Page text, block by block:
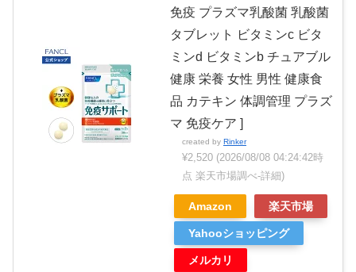
免疫 プラズマ乳酸菌 乳酸菌
タブレット ビタミンc ビタ
ミンd ビタミンb チュアブル
健康 栄養 女性 男性 健康食
品 カテキン 体調管理 プラズ
マ 免疫ケア ]
created by Rinker
¥2,520 (2026/08/08 04:24:42時
点 楽天市場調べ-詳細)
Amazon 楽天市場
Yahooショッピング
メルカリ